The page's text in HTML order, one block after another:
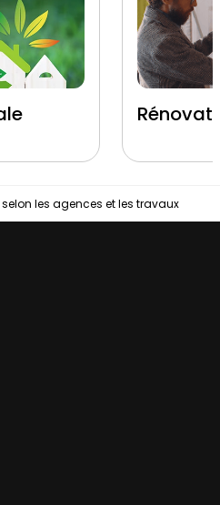
les agences et les travaux